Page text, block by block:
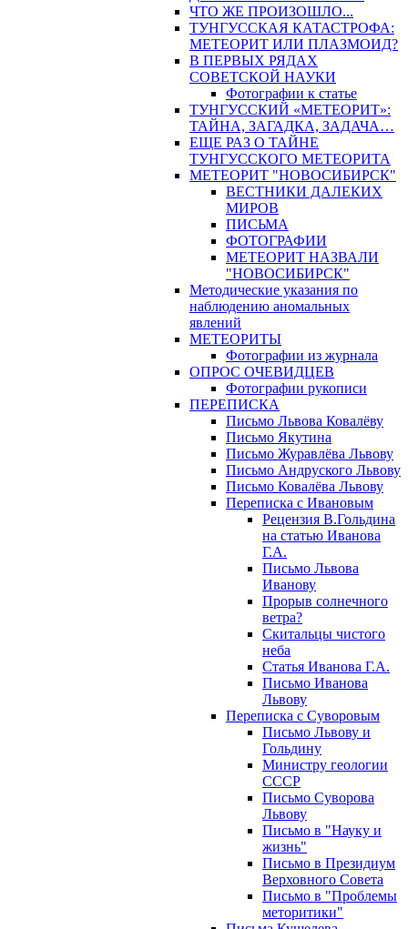
ЧТО ЖЕ ПРОИЗОШЛО...
ТУНГУССКАЯ КАТАСТРОФА:
МЕТЕОРИТ ИЛИ ПЛАЗМОИД?
В ПЕРВЫХ РЯДАХ
СОВЕТСКОЙ НАУКИ
Фотографии к статье
ТУНГУССКИЙ «МЕТЕОРИТ»:
ТАЙНА, ЗАГАДКА, ЗАДАЧА…
ЕЩЕ РАЗ О ТАЙНЕ
ТУНГУССКОГО МЕТЕОРИТА
МЕТЕОРИТ "НОВОСИБИРСК"
ВЕСТНИКИ ДАЛЕКИХ
МИРОВ
ПИСЬМА
ФОТОГРАФИИ
МЕТЕОРИТ НАЗВАЛИ
"НОВОСИБИРСК"
Методические указания по
наблюдению аномальных
явлений
МЕТЕОРИТЫ
Фотографии из журнала
ОПРОС ОЧЕВИДЦЕВ
Фотографии рукописи
ПЕРЕПИСКА
Письмо Львова Ковалёву
Письмо Якутина
Письмо Журавлёва Львову
Письмо Андруского Львову
Письмо Ковалёва Львову
Переписка с Ивановым
Рецензия В.Гольдина
на статью Иванова
Г.А.
Письмо Львова
Иванову
Прорыв солнечного
ветра?
Скитальцы чистого
неба
Статья Иванова Г.А.
Письмо Иванова
Львову
Переписка с Суворовым
Письмо Львову и
Гольдину
Министру геологии
СССР
Письмо Суворова
Львову
Письмо в "Науку и
жизнь"
Письмо в Президиум
Верховного Совета
Письмо в "Проблемы
меторитики"